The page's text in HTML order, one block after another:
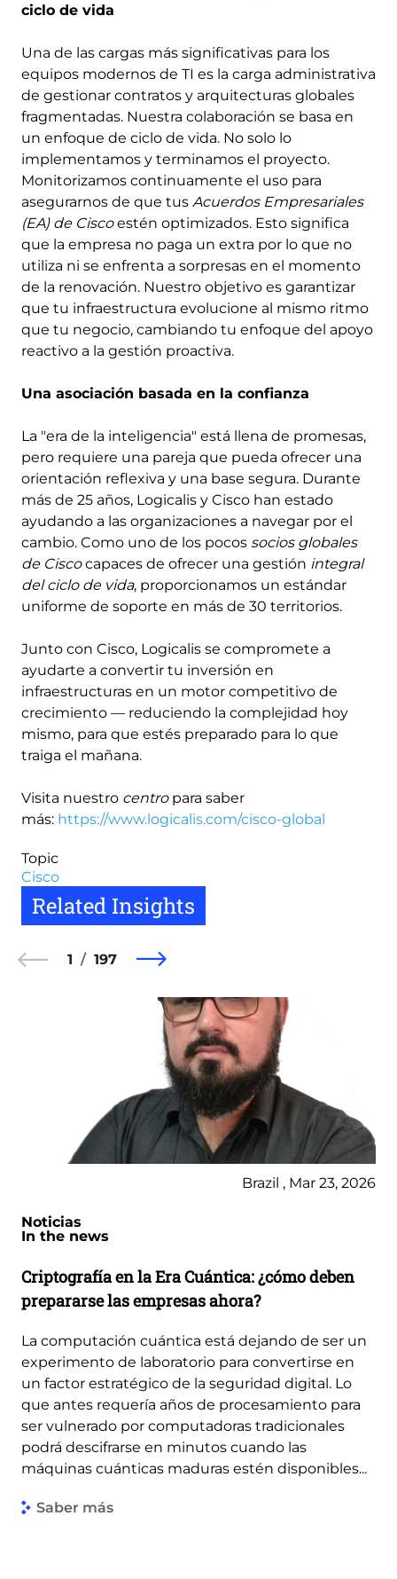
ciclo de vida
Una de las cargas más significativas para los
equipos modernos de TI es la carga administrativa
de gestionar contratos y arquitecturas globales
fragmentadas. Nuestra colaboración se basa en
un enfoque de ciclo de vida. No solo lo
implementamos y terminamos el proyecto.
Monitorizamos continuamente el uso para
asegurarnos de que tus Acuerdos Empresariales
(EA) de Ciscoestén optimizados. Esto significa
que la empresa no paga un extra por lo que no
utiliza ni se enfrenta a sorpresas en el momento
de la renovación. Nuestro objetivo es garantizar
que tu infraestructura evolucione al mismo ritmo
que tu negocio, cambiando tu enfoque del apoyo
reactivo a la gestión proactiva.
Una asociación basada en la confianza
La "era de la inteligencia" está llena de promesas,
pero requiere una pareja que pueda ofrecer una
orientación reflexiva y una base segura. Durante
más de 25 años, Logicalis y Cisco han estado
ayudando a las organizaciones a navegar por el
cambio. Como uno de los pocos socios globales
de Ciscocapaces de ofrecer una gestión integral
del ciclo de vida, proporcionamos un estándar
uniforme de soporte en más de 30 territorios.
Junto con Cisco, Logicalis se compromete a
ayudarte a convertir tu inversión en
infraestructuras en un motor competitivo de
crecimiento — reduciendo la complejidad hoy
mismo, para que estés preparado para lo que
traiga el mañana.
Visita nuestro centropara saber
más: https://www.logicalis.com/cisco-global
Topic
Cisco
Related Insights
1 197
Brazil , Mar 23, 2026
Noticias
In the news
Criptografía en la Era Cuántica: ¿cómo deben
prepararse las empresas ahora?
La computación cuántica está dejando de ser un
experimento de laboratorio para convertirse en
un factor estratégico de la seguridad digital. Lo
que antes requería años de procesamiento para
ser vulnerado por computadoras tradicionales
podrá descifrarse en minutos cuando las
máquinas cuánticas maduras estén disponibles...
Saber más